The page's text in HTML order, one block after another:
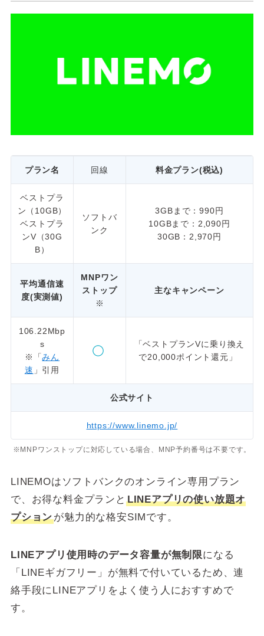
プラン名 回線 料金プラン(税込)
ベストプラ
ン（10GB）
ベストプラ
ンV（30G
B）
ソフトバ
ンク
3GBまで：990円
10GBまで：2,090円
30GB：2,970円
平均通信速
度(実測値)
MNPワン
ストップ
※
主なキャンペーン
106.22Mbp
s
※「みん
速 」引用
「ベストプランVに乗り換え
で20,000ポイント還元」
公式サイト
https://www.linemo.jp/
※MNPワンストップに対応している場合、MNP予約番号は不要です。
LINEMOはソフトバンクのオンライン専用プラン
で、お得な料金プランと LINEアプリの使い放題オ
プションが魅力的な格安SIMです。
LINEアプリ使用時のデータ容量が無制限になる
「LINEギガフリー」が無料で付いているため、連
絡手段にLINEアプリをよく使う人におすすめで
す。